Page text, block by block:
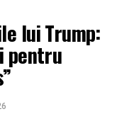
lui Trump:
pentru